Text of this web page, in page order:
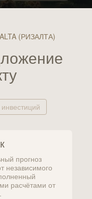
(РИЗАЛТА)
прогноз
независимого
расчётами от